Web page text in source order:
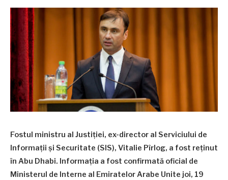
Fostul ministru al Justiției, ex-director al Serviciului de
Informații și Securitate (SIS), Vitalie Pîrlog, a fost reținut
în Abu Dhabi. Informația a fost confirmată oficial de
Ministerul de Interne al Emiratelor Arabe Unite joi, 19